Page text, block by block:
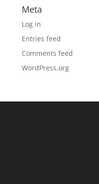
Meta
Log in
Entries feed
Comments feed
WordPress.org